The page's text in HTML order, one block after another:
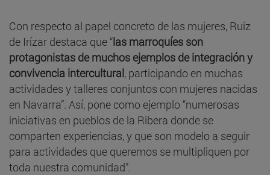
Con respecto al papel concreto de las mujeres, Ruiz
de Irízar destaca que “las marroquíes son
protagonistas de muchos ejemplos de integración y
convivencia intercultural, participando en muchas
actividades y talleres conjuntos con mujeres nacidas
en Navarra”. Así, pone como ejemplo “numerosas
iniciativas en pueblos de la Ribera donde se
comparten experiencias, y que son modelo a seguir
para actividades que queremos se multipliquen por
toda nuestra comunidad”.